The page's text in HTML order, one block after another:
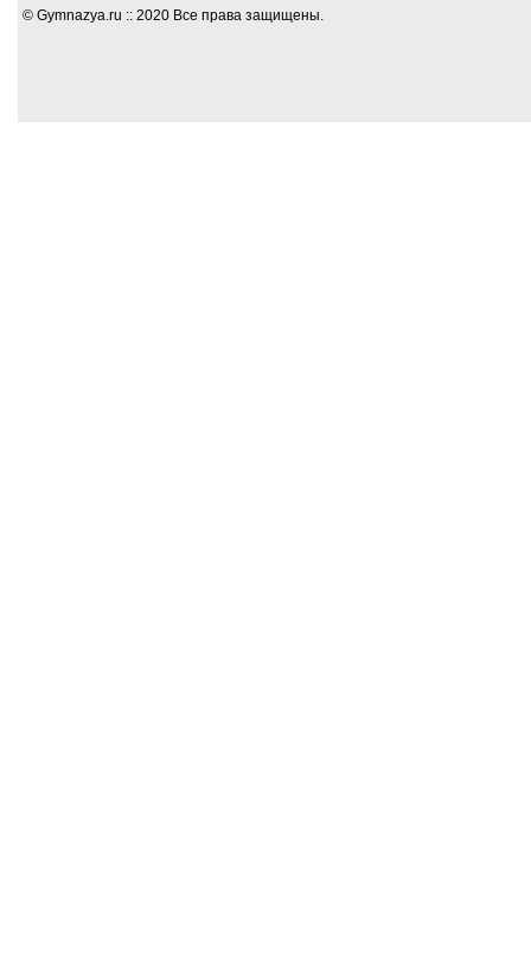
© Gymnazya.ru :: 2020 Все права защищены.